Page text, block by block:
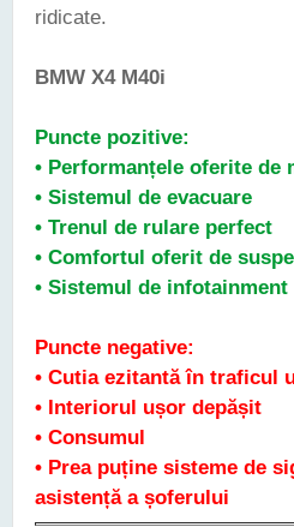
ridicate.
BMW X4 M40i
Puncte pozitive:
• Performanțele oferite de
• Sistemul de evacuare
• Trenul de rulare perfect
• Comfortul oferit de
• Sistemul de infotainment
Puncte negative:
• Cutia ezitantă în traficul
• Interiorul ușor depășit
• Consumul
• Prea puține sisteme de
asistență a șoferului